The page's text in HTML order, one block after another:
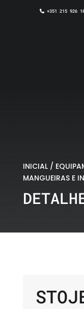
+351 215 926
INICIAL/
MANGUEIRAS E